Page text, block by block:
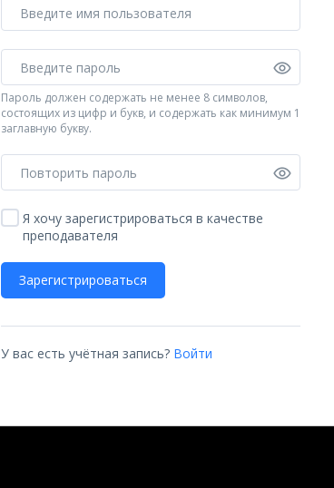
Пароль должен содержать не менее 8 символов,
состоящих из цифр и букв, и содержать как минимум 1
заглавную букву.
Я хочу зарегистрироваться в качестве
преподавателя
Зарегистрироваться
У вас есть учётная запись? Войти